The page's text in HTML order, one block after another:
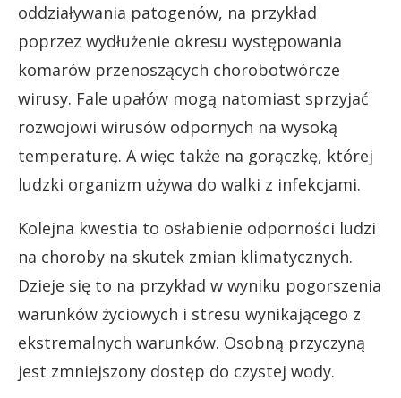
oddziaływania patogenów, na przykład
poprzez wydłużenie okresu występowania
komarów przenoszących chorobotwórcze
wirusy. Fale upałów mogą natomiast sprzyjać
rozwojowi wirusów odpornych na wysoką
temperaturę. A więc także na gorączkę, której
ludzki organizm używa do walki z infekcjami.
Kolejna kwestia to osłabienie odporności ludzi
na choroby na skutek zmian klimatycznych.
Dzieje się to na przykład w wyniku pogorszenia
warunków życiowych i stresu wynikającego z
ekstremalnych warunków. Osobną przyczyną
jest zmniejszony dostęp do czystej wody.